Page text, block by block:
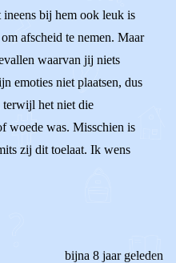
bij hem ook leuk is
afscheid te nemen. Maar
waarvan jij niets
emoties niet plaatsen, dus
terwijl het niet die
woede was. Misschien is
zij dit toelaat. Ik wens
bijna 8 jaar geleden